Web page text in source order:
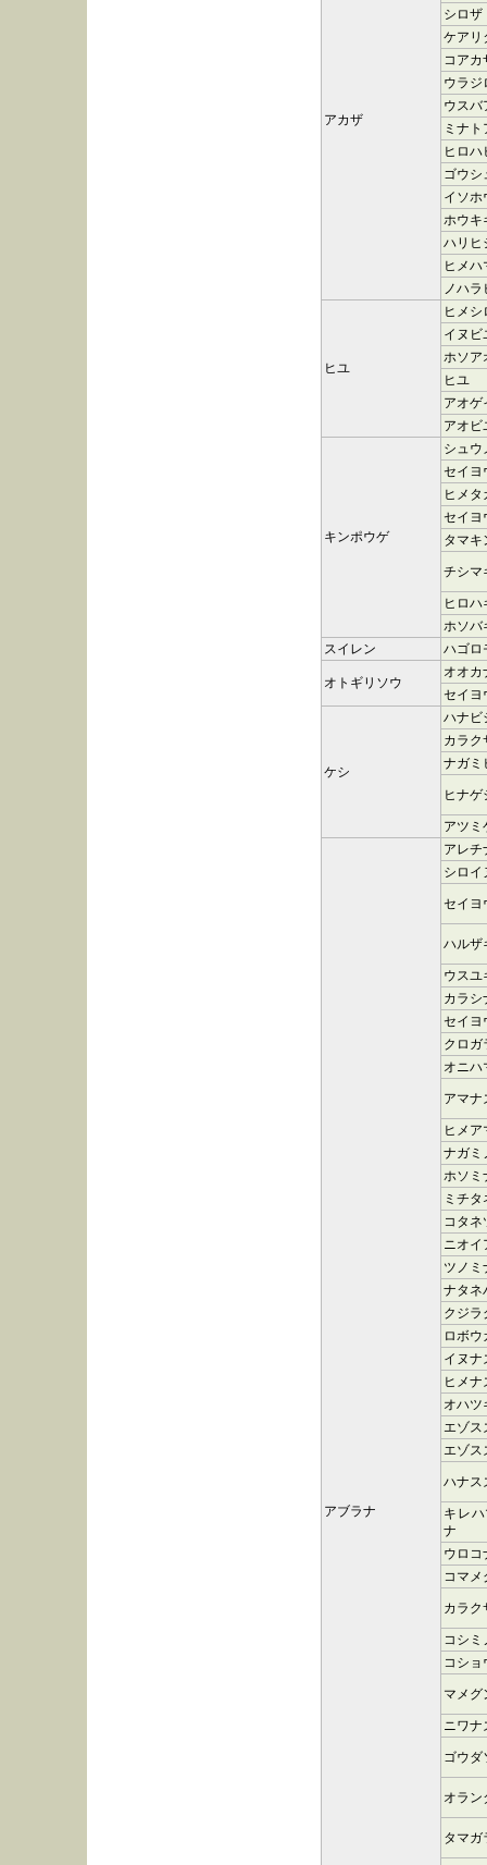
アカザ
シロザ
ケアリ
コアカ
ウラジ
ウスバ
ミナ
ヒロ
ゴウシ
イソホ
ホウキ
ハリヒ
ヒメハ
ノハラ
ヒユ
ヒメシ
イヌビ
ホソア
ヒユ
アオゲ
アオビ
キンポウゲ
シュウ
セイヨ
ヒメタ
セイヨ
タマキ
チシマ
ヒロハ
ホソバ
スイレン
ハゴロ
オトギリソウ
オオカ
セイヨ
ケシ
ハナビ
カラク
ナガミ
ヒナゲ
アツミ
アブラナ
アレチ
シロイ
セイヨ
ハルザ
ウスユ
カラシ
セイヨ
クロガ
オニハ
アマナ
ヒメア
ナガミ
ホソミ
ミチ
コタネ
ニオイ
ツノミ
ナタネ
クジラ
ロボウ
イヌナ
ヒメナ
オハツ
エゾス
エゾス
ハナス
キレ
ナ
ウロコ
コマメ
カラク
コシミ
コショ
マメグ
ニワナ
ゴウダ
オラン
タマガ